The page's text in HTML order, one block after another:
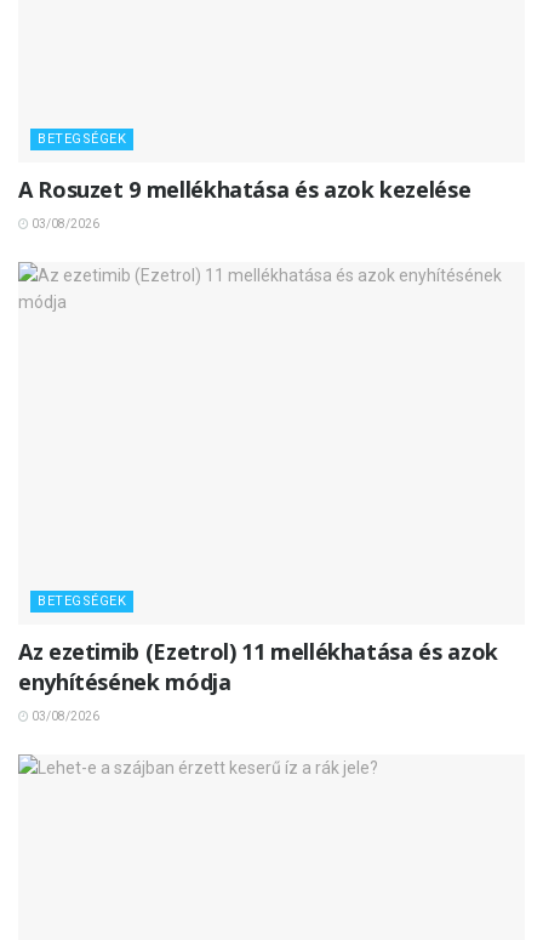
BETEGSÉGEK
A Rosuzet 9 mellékhatása és azok kezelése
03/08/2026
BETEGSÉGEK
Az ezetimib (Ezetrol) 11 mellékhatása és azok
enyhítésének módja
03/08/2026